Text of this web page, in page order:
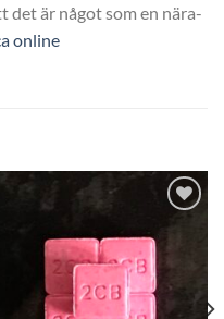
det är något som en nära-
online
Add to
wishlist